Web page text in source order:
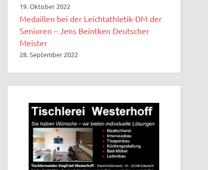
19. Oktober 2022
Medaillen bei der Leichtathletik-DM der
Senioren – Jens Beintken Deutscher
Meister
28. September 2022